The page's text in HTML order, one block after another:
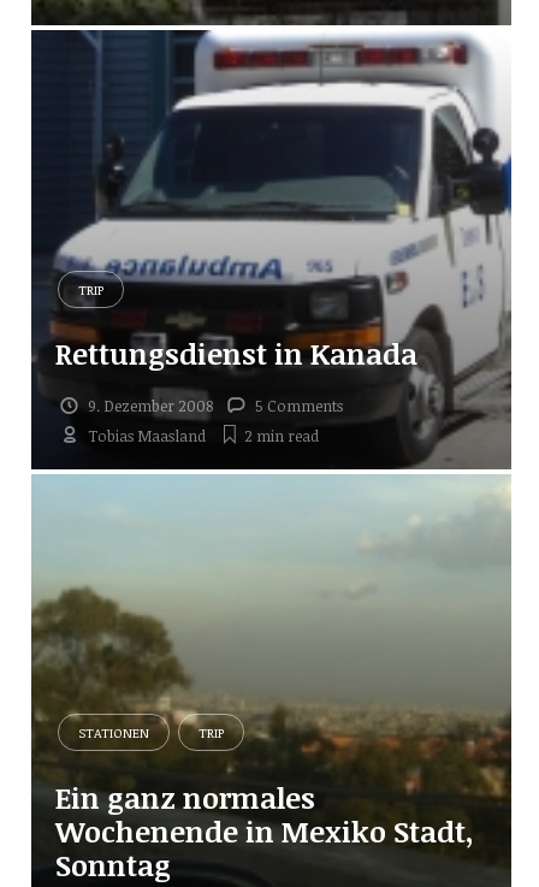
TRIP
Rettungsdienst in Kanada
9. Dezember 2008
5 Comments
Tobias Maasland
2 min read
STATIONEN TRIP
Ein ganz normales
Wochenende in Mexiko Stadt,
Sonntag